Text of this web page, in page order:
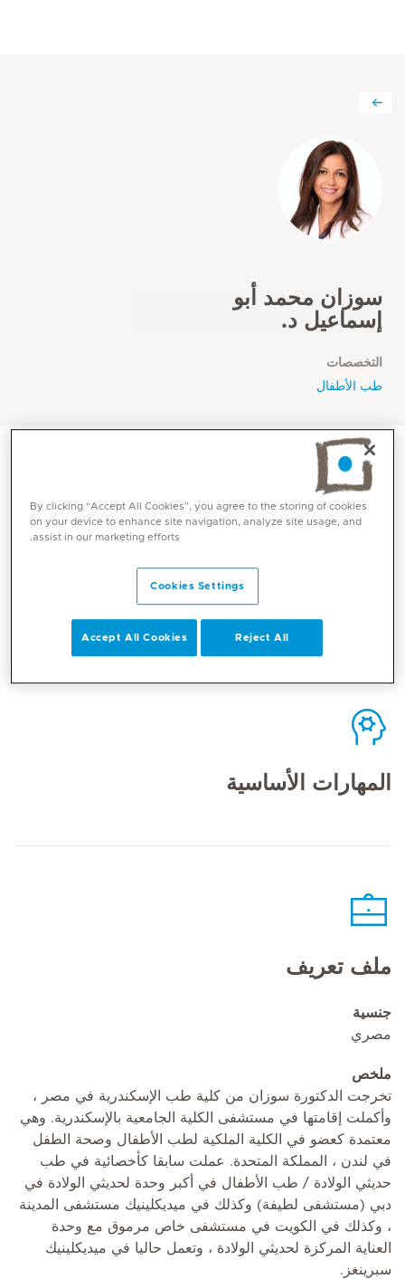
سوزان محمد أبو
إسماعيل د.
التخصصات
طب الأطفال
Mediclinic Middle East Corporate Office
المهارات الأساسية
ملف تعريف
جنسية
مصري
ملخص
تخرجت الدكتورة سوزان من كلية طب الإسكندرية في مصر ،
وأكملت إقامتها في مستشفى الكلية الجامعية بالإسكندرية. وهي
معتمدة كعضو في الكلية الملكية لطب الأطفال وصحة الطفل
في لندن ، المملكة المتحدة. عملت سابقا كأخصائية في طب
حديثي الولادة / طب الأطفال في أكبر وحدة لحديثي الولادة في
دبي (مستشفى لطيفة) وكذلك في ميديكلينيك مستشفى المدينة
، وكذلك في الكويت في مستشفى خاص مرموق مع وحدة
العناية المركزة لحديثي الولادة ، وتعمل حاليا في ميديكلينيك
سبرينغز.
By clicking “Accept All Cookies”, you agree to the storing of cookies
on your device to enhance site navigation, analyze site usage, and
assist in our marketing efforts.
Cookies Settings
Reject All
Accept All Cookies